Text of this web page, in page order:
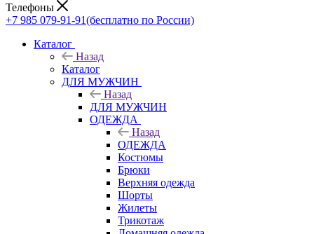
Телефоны
+7 985 079-91-91(бесплатно по России)
Каталог
Назад
Каталог
ДЛЯ МУЖЧИН
Назад
ДЛЯ МУЖЧИН
ОДЕЖДА
Назад
ОДЕЖДА
Костюмы
Брюки
Верхняя одежда
Шорты
Жилеты
Трикотаж